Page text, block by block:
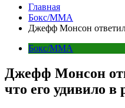
Главная
Бокс/MMA
Джефф Монсон
Бокс/MMA
Джефф Монсон
что его удивило в